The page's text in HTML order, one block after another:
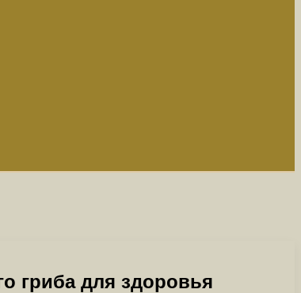
гриба для здоровья